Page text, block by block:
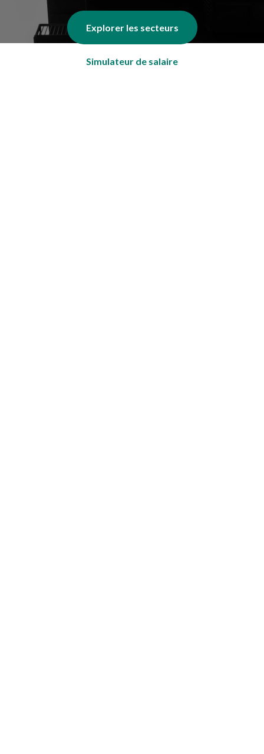
Explorer les secteurs
Simulateur de salaire